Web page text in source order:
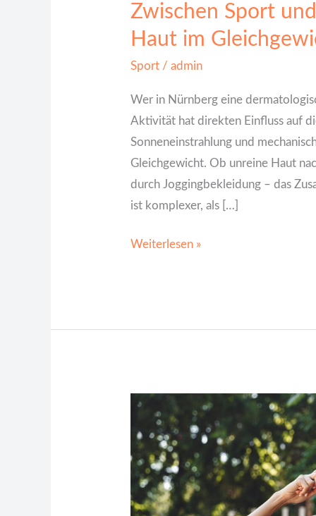
Zwischen Sport
Haut im
Sport /admin
Wer in Nürnberg eine
Aktivität hat direkten Einfluss auf
Sonneneinstrahlung und
Gleichgewicht. Ob unreine Haut
durch Joggingbekleidung – das
ist komplexer, als […]
Weiterlesen »
Sport
Lifestyle:
Trends,
Tipps
und